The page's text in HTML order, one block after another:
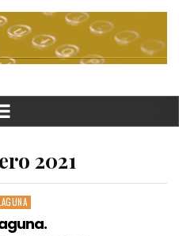
2021